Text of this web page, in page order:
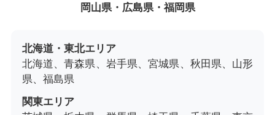
岡山県・広島県・福岡県
北海道・東北エリア
北海道、青森県、岩手県、宮城県、秋田県、山形
県、福島県
関東エリア